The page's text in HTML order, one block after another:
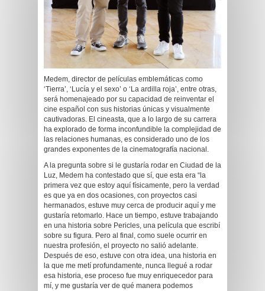
Medem, director de películas emblemáticas como
‘Tierra’, ‘Lucía y el sexo’ o ‘La ardilla roja’, entre otras,
será homenajeado por su capacidad de reinventar el
cine español con sus historias únicas y visualmente
cautivadoras. El cineasta, que a lo largo de su carrera
ha explorado de forma inconfundible la complejidad de
las relaciones humanas, es considerado uno de los
grandes exponentes de la cinematografía nacional.
A la pregunta sobre si le gustaría rodar en Ciudad de la
Luz, Medem ha contestado que sí, que esta era “la
primera vez que estoy aquí físicamente, pero la verdad
es que ya en dos ocasiones, con proyectos casi
hermanados, estuve muy cerca de producir aquí y me
gustaría retomarlo. Hace un tiempo, estuve trabajando
en una historia sobre Pericles, una película que escribí
sobre su figura. Pero al final, como suele ocurrir en
nuestra profesión, el proyecto no salió adelante.
Después de eso, estuve con otra idea, una historia en
la que me metí profundamente, nunca llegué a rodar
esa historia, ese proceso fue muy enriquecedor para
mí, y me gustaría ver de qué manera podemos